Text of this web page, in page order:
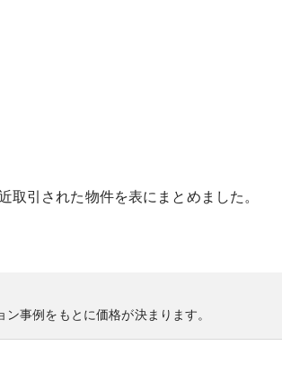
取引された物件を表にまとめました。
事例をもとに価格が決まります。